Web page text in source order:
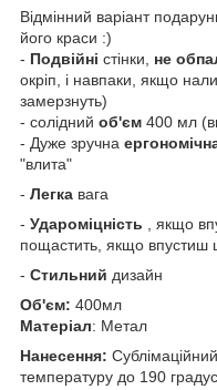
Відмінний варіант
його краси :)
- Подвійні стінки, не
окріп, і навпаки, якщо
замерзнуть)
- солідний об'єм 400 мл
- Дуже зручна
"влита"
- Легка вага
- Удароміцність
, якщо
пощастить, якщо
- Стильний дизайн
Об'єм: 400мл
Матеріал: Метал
Нанесення:
температуру до 190